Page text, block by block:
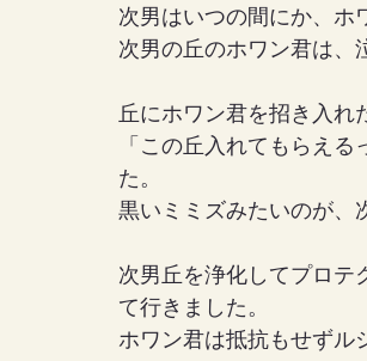
次男はいつの間にか、ホ
次男の丘のホワン君は、
丘にホワン君を招き入れ
「この丘入れてもらえ
た。
黒いミミズみたいのが、
次男丘を浄化してプロテ
て行きました。
ホワン君は抵抗もせずル